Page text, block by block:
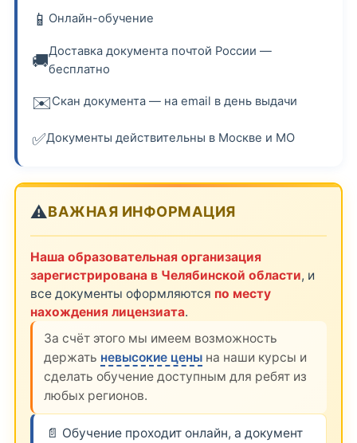
📱 Онлайн-обучение
🚚Доставка документа почтой России —
бесплатно
✉️Скан документа — на email в день выдачи
✅Документы действительны в Москве и МО
⚠️ ВАЖНАЯ ИНФОРМАЦИЯ
Наша образовательная организация
зарегистрирована в Челябинской области, и
все документы оформляются по месту
нахождения лицензиата.
За счёт этого мы имеем возможность
держать невысокие цены на наши курсы и
сделать обучение доступным для ребят из
любых регионов.
📄 Обучение проходит онлайн, а документ